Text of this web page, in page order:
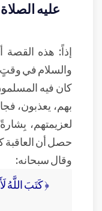
عليه
إذاً: هذه القصة
والسلام في
كان فيه
بهم، يعذبون،
لعزيمتهم،
حصل أن العاقبة
وقال سبحانه:
﴿ كَتَبَ اللَّهُ